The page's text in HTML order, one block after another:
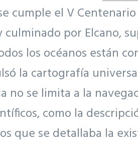
cumple el V
culminado por Elcano,
los océanos están
la cartografía
no se limita a la
como la
que se detallaba la